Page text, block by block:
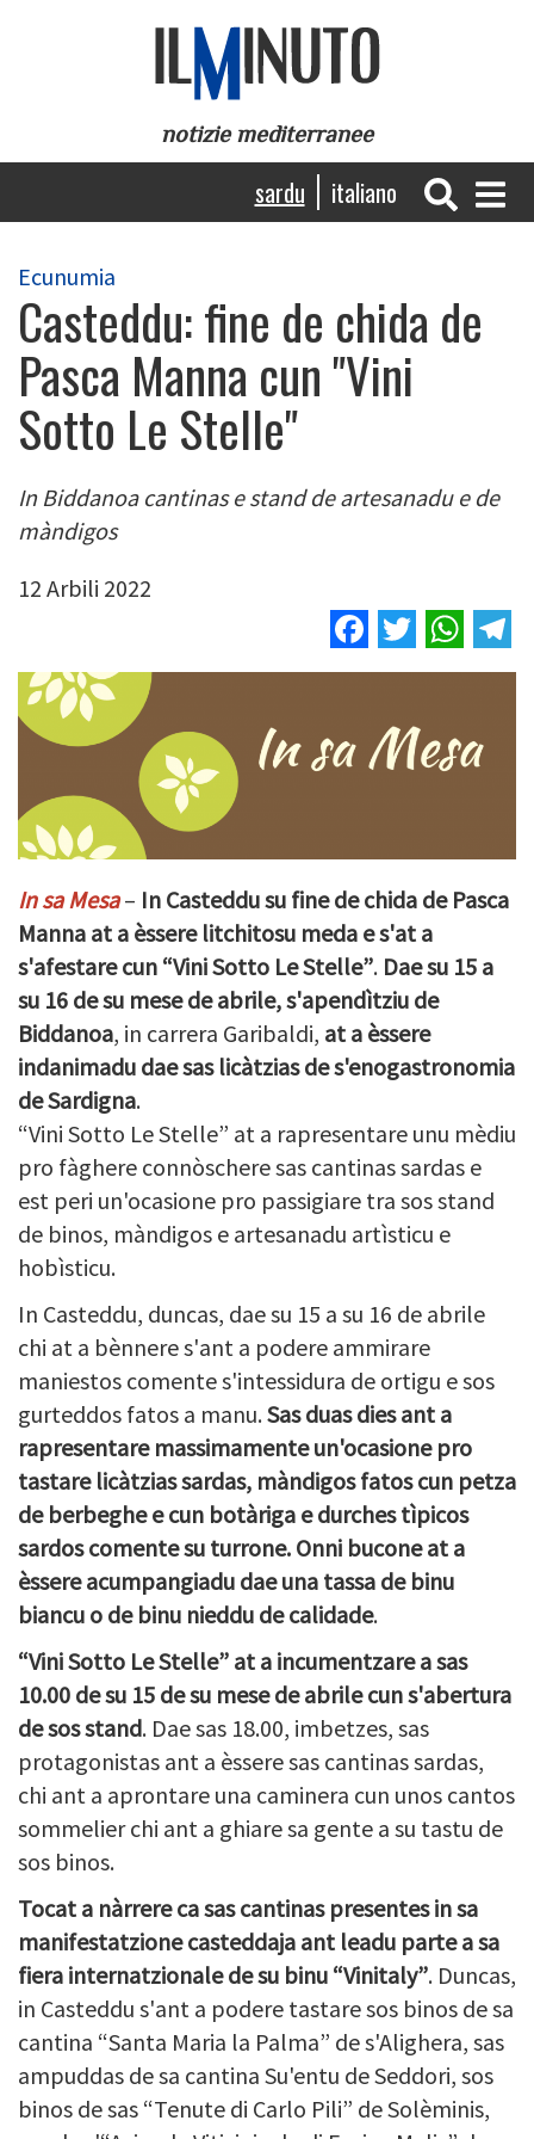
notizie mediterranee
Navigazione
principale
sardu italiano
Ecunumia
Casteddu: fine de chida de
Pasca Manna cun "Vini
Sotto Le Stelle"
In Biddanoa cantinas e stand de artesanadu e de
màndigos
12 Arbili 2022
Facebook
Twitter
In sa Mesa– In Casteddu su fine de chida de Pasca
Manna at a èssere litchitosu meda e s'at a
s'afestare cun “Vini Sotto Le Stelle”. Dae su 15 a
su 16 de su mese de abrile, s'apendìtziu de
Biddanoa, in carrera Garibaldi, at a èssere
indanimadu dae sas licàtzias de s'enogastronomia
de Sardigna.
“Vini Sotto Le Stelle” at a rapresentare unu mèdiu
pro fàghere connòschere sas cantinas sardas e
est peri un'ocasione pro passigiare tra sos stand
de binos, màndigos e artesanadu artìsticu e
hobìsticu.
In Casteddu, duncas, dae su 15 a su 16 de abrile
chi at a bènnere s'ant a podere ammirare
maniestos comente s'intessidura de ortigu e sos
gurteddos fatos a manu.Sas duas dies ant a
rapresentare massimamente un'ocasione pro
tastare licàtzias sardas, màndigos fatos cun petza
de berbeghe e cun botàriga e durches tìpicos
sardos comente su turrone. Onni bucone at a
èssere acumpangiadu dae una tassa de binu
biancu o de binu nieddu de calidade.
“Vini Sotto Le Stelle” at a incumentzare a sas
10.00 de su 15 de su mese de abrile cun s'abertura
de sos stand. Dae sas 18.00, imbetzes, sas
protagonistas ant a èssere sas cantinas sardas,
chi ant a aprontare una caminera cun unos cantos
sommelier chi ant a ghiare sa gente a su tastu de
sos binos.
Tocat a nàrrere ca sas cantinas presentes in sa
manifestatzione casteddaja ant leadu parte a sa
fiera internatzionale de su binu “Vinitaly”. Duncas,
in Casteddu s'ant a podere tastare sos binos de sa
cantina “Santa Maria la Palma” de s'Alighera, sas
ampuddas de sa cantina Su'entu de Seddori, sos
binos de sas “Tenute di Carlo Pili” de Solèminis,